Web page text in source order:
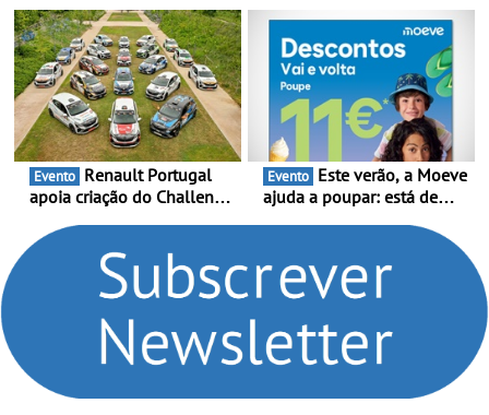
presença nacional ao lado
da mítica prova de ciclismo
e leva a sua gama SUV
multi-energia às estradas
de Portugal
Portugal Karting e mira boa
estreia - O Campeonato
Portugal Karting 2026
decorre entre 1 de Março e
6 de Setembro
Evento
apoia criação do Challenge
compromisso com o
automobilismo nacional
continua em 2026
Evento
ajuda a poupar: está de
Volta” com descontos de